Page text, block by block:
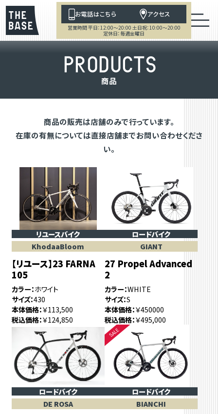
お電話はこちら アクセス
営業時間 平日：12:00～20:00 土日祝：10:00～20:00
定休日：毎週金曜日
PRODUCTS
商品
商品の販売は店舗のみで行っています。
在庫の有無については直接店舗までお問い合わせくださ
い。
リユースバイク
KhodaaBloom
【リユース】23 FARNA
105
カラー ホワイト
サイズ 430
本体価格 ￥113,500
税込価格 ￥124,850
ロードバイク
GIANT
27 Propel Advanced
2
カラー WHITE
サイズ S
本体価格 ￥450000
税込価格 ￥495,000
ロードバイク
DE ROSA
ロードバイク
BIANCHI